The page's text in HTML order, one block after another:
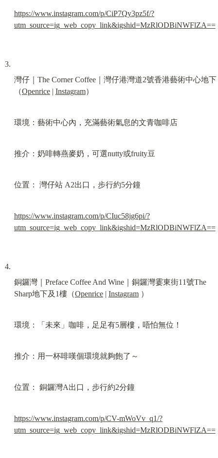
https://www.instagram.com/p/CiP7Qy3pz5f/?
utm_source=ig_web_copy_link&igshid=MzRlODBiNWFlZA==
灣仔｜The Corner Coffee｜灣仔港灣道2號香港藝術中心地下
（Openrice | Instagram）
環境：藝術中心內，充滿藝術氣息的文青咖啡店
推介：奶啡轉燕麥奶，可選nutty或fruity豆
位置： 灣仔站 A2出口，步行約5分鐘
https://www.instagram.com/p/CIuc58jg6pi/?
utm_source=ig_web_copy_link&igshid=MzRlODBiNWFlZA==
銅鑼灣｜Preface Coffee And Wine｜銅鑼灣霎東街11號The
Sharp地下及1樓（Openrice | Instagram ）
環境：「未來」咖啡，足足有5層樓，唔怕無位！
推介：用一杯啡嘆個環境就夠飽了～
位置： 銅鑼灣A出口，步行約2分鐘
https://www.instagram.com/p/CV-mWoVv_q1/?
utm_source=ig_web_copy_link&igshid=MzRlODBiNWFlZA==